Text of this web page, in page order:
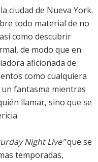
ciudad de Nueva York.
todo material de no
como descubrir
de modo que en
aficionada de
como cualquiera
fantasma mientras
llamar, sino que se
Night Live"que se
temporadas,